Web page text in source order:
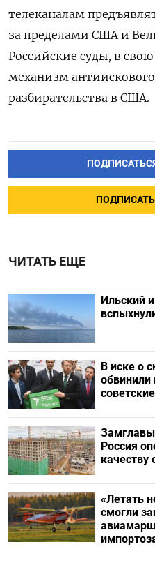
телеканалам
за пределами США и
Российские суды, в
механизм
разбирательства в США.
ЧИТАТЬ ЕЩЕ
Ильский
В иске о
обвинили
Россия
качеству
«Летать
смогли